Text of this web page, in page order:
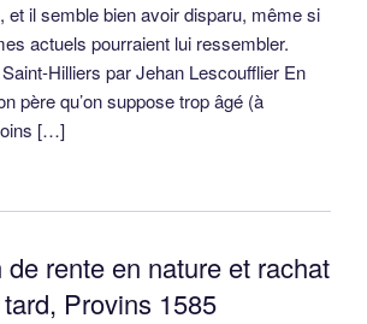
et il semble bien avoir disparu, même si
actuels pourraient lui ressembler.
Hilliers par Jehan Lescoufflier En
père qu’on suppose trop âgé (à
[…]
rente en nature et rachat
Provins 1585